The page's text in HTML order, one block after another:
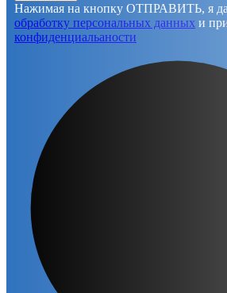
Нажимая на кнопку ОТПРАВИТЬ, я
обработку персональных данных и
конфиденциальаности